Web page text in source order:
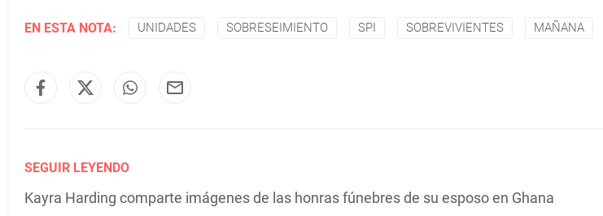
EN ESTA NOTA: UNIDADES SOBRESEIMIENTO SPI SOBREVIVIENTES MAÑANA
SEGUIR LEYENDO
Kayra Harding comparte imágenes de las honras fúnebres de su esposo en Ghana